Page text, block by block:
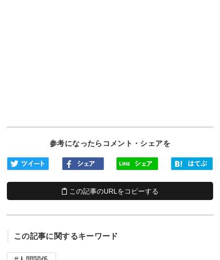
参考になったらコメント・シェアを
この記事のURLをコピーする
この記事に関するキーワード